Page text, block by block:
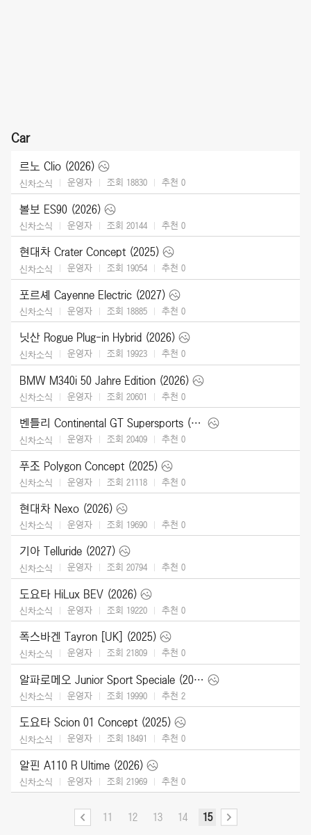
Car
르노 Clio (2026)
신차소식 운영자 조회 18830 추천 0
볼보 ES90 (2026)
신차소식 운영자 조회 20144 추천 0
현대차 Crater Concept (2025)
신차소식 운영자 조회 19054 추천 0
포르셰 Cayenne Electric (2027)
신차소식 운영자 조회 18885 추천 0
닛산 Rogue Plug-in Hybrid (2026)
신차소식 운영자 조회 19923 추천 0
BMW M340i 50 Jahre Edition (2026)
신차소식 운영자 조회 20601 추천 0
벤틀리 Continental GT Supersports (2027)
신차소식 운영자 조회 20409 추천 0
푸조 Polygon Concept (2025)
신차소식 운영자 조회 21118 추천 0
현대차 Nexo (2026)
신차소식 운영자 조회 19690 추천 0
기아 Telluride (2027)
신차소식 운영자 조회 20794 추천 0
도요타 HiLux BEV (2026)
신차소식 운영자 조회 19220 추천 0
폭스바겐 Tayron [UK] (2025)
신차소식 운영자 조회 21809 추천 0
알파로메오 Junior Sport Speciale (2026)
신차소식 운영자 조회 19990 추천 2
도요타 Scion 01 Concept (2025)
신차소식 운영자 조회 18491 추천 0
알핀 A110 R Ultime (2026)
신차소식 운영자 조회 21969 추천 0
11 12 13 14 15